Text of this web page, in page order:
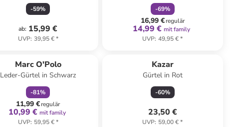
-59%
ab: 15,99 €
UVP: 39,95 €*
-69%
16,99 €regulär
14,99 € mit family
UVP: 49,95 €*
Marc O'Polo
Leder-Gürtel in Schwarz
-81%
11,99 €regulär
10,99 € mit family
UVP: 59,95 €*
Kazar
Gürtel in Rot
-60%
23,50 €
UVP: 59,00 €*